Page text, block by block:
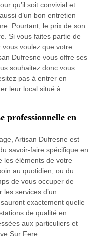
qu’il soit convivial et
d’un bon entretien
Pourtant, le prix de son
Si vous faites partie de
voulez que votre
Dufresne vous offre ses
souhaitez donc vous
pas à entrer en
leur local situé à
professionnelle en
Artisan Dufresne est
savoir-faire spécifique en
les éléments de votre
au quotidien, ou du
de vous occuper de
les services d’un
exactement quelle
de qualité en
aux particuliers et
Sur Fere.